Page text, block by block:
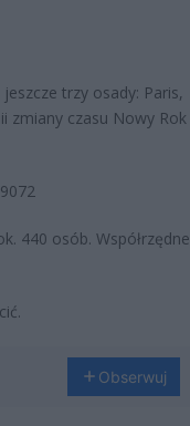
trzy osady: Paris,
zmiany czasu Nowy Rok
440 osób. Współrzędne
Obserwuj